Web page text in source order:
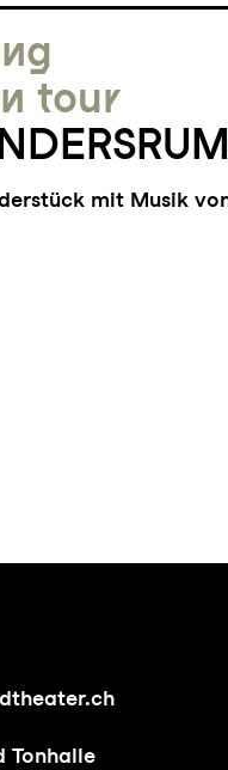
tour
mit Musik
Tonhalle